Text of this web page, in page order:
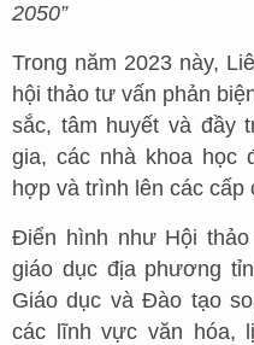
2050”
Trong năm 2023 này,
hội thảo tư vấn phản
sắc, tâm huyết và đầy
gia, các nhà khoa học
hợp và trình lên các cấp
Điển hình như Hội
giáo dục địa phương
Giáo dục và Đào tạo
các lĩnh vực văn hóa,